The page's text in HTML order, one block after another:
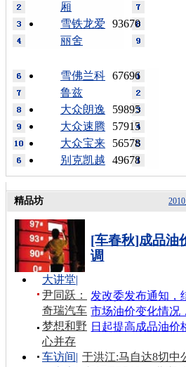
厢
93670
雪铁龙爱
丽舍
67696
雪佛兰科
鲁兹
59895
大众朗逸
57915
大众速腾
56578
大众宝来
49678
别克凯越
精品坊
[车春秋]成品油
调
发改委发布通知，
市场油价变化情况
日起提高成品油
大讲堂|
尹同跃：
奇瑞汽车
梦想和野
心并存
车访间| 于洪江:马自达8切中